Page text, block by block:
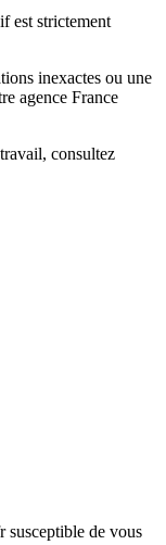
est strictement
inexactes ou une
agence France
, consultez
susceptible de vous